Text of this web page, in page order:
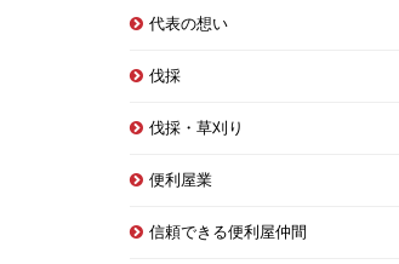
代表の想い
伐採
伐採・草刈り
便利屋業
信頼できる便利屋仲間